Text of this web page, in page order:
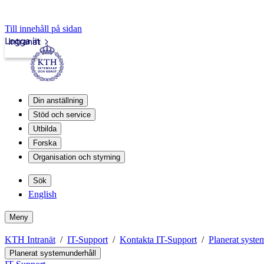
Till innehåll på sidan
Intranät
Logga in
Din anställning
Stöd och service
Utbilda
Forska
Organisation och styrning
Sök
English
Meny
KTH Intranät IT-Support Kontakta IT-Support Planerat
Planerat systemunderhåll